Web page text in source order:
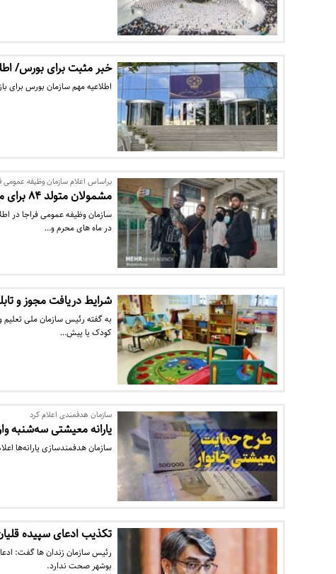
خبر مثبت برای بورس/
اطلاعیه مهم سازمان بورس برای
براساس اعلام سازمان وظیفه عمومی
مشمولان متولد ۸۴ برای مراسم اربعین نیازی به مجوز خروج ندارند
در ماه های محرم و…
شرایط دریافت مجوز و
کودک یا پیش…
سازمان هدفمندی اعلام کرد
یارانه معیشتی سه‌شنبه
سازمان هدفمندسازی یارانه‌ها
تکذیب ادعای سپیده
رئیس سازمان زندان ها گفت:
‌بوشهر صحت ندارد.